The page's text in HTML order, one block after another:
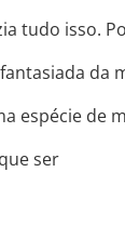
tudo isso.
da
espécie de
ser